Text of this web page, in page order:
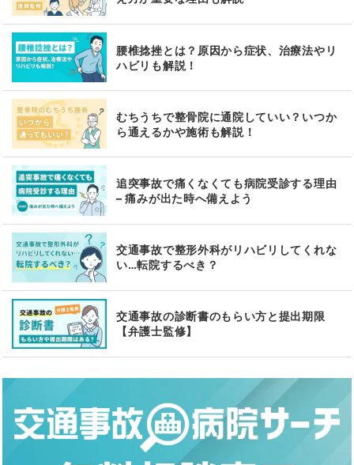
腰椎捻挫とは？原因から症状、治療法やリ
ハビリも解説！
むちうちで整骨院に通院していい？いつか
ら通えるかや施術も解説！
追突事故で痛くなくても病院受診する理由
– 痛みが出た時へ備えよう
交通事故で整形外科がリハビリしてくれな
い…転院するべき？
交通事故の診断書のもらい方と提出期限
【弁護士監修】